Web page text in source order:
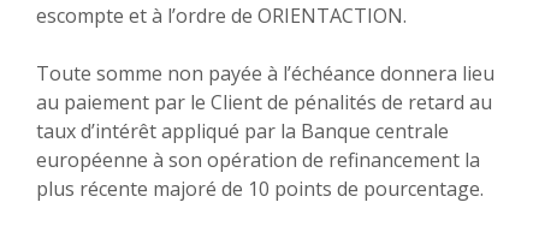
escompte et à l’ordre de ORIENTACTION.
Toute somme non payée à l’échéance donnera lieu
au paiement par le Client de pénalités de retard au
taux d’intérêt appliqué par la Banque centrale
européenne à son opération de refinancement la
plus récente majoré de 10 points de pourcentage.